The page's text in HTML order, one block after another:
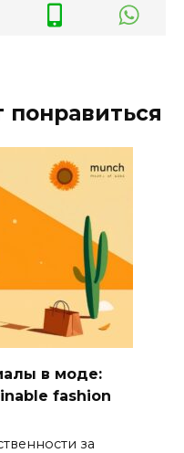
в моде:
fashion
за